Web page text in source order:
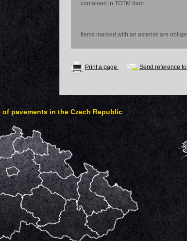
contained in TOTM form.
Items marked with an asterisk are
Print a page Send reference to
pavements in the Czech Republic